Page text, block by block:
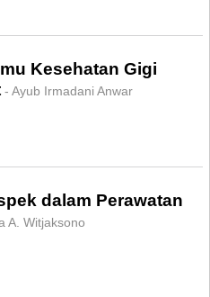
Kesehatan Gigi
- Ayub Irmadani Anwar
dalam Perawatan
A. Witjaksono